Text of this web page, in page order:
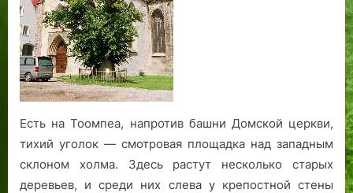
Есть на Тоомпеа, напротив башни Домской церкви,
тихий уголок — смотровая площадка над западным
склоном холма. Здесь растут несколько старых
деревьев, и среди них слева у крепостной стены